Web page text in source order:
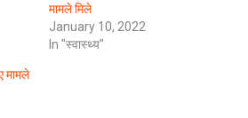
मामले मिले
January 10, 2022
In "स्वास्थ्य"
मामले